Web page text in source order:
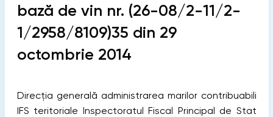
bază de vin nr. (26-08/2-11/2-
1/2958/8109)35 din 29
octombrie 2014
Direcția generală administrarea marilor contribuabili
IFS teritoriale Inspectoratul Fiscal Principal de Stat